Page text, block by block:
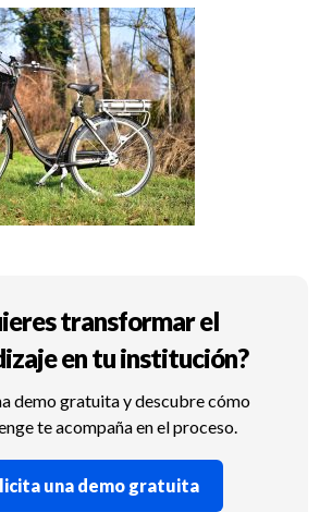
transformar el
en tu institución?
demo gratuita y descubre cómo
te acompaña en el proceso.
una demo gratuita